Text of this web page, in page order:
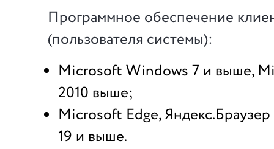
Программное обеспечение
(пользователя системы):
Microsoft Windows 7 и выше,
2010 выше;
Microsoft Edge,
19 и выше.